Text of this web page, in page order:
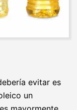
evitar es
un